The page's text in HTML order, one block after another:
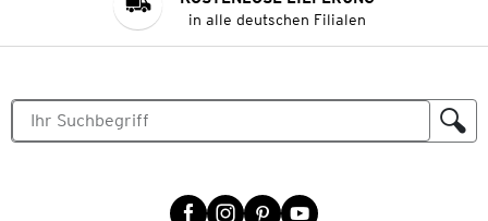
in alle deutschen Filialen